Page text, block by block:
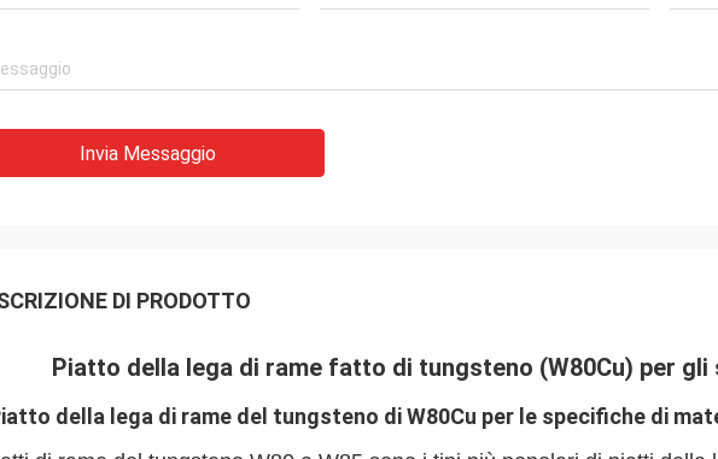
Invia Messaggio
DI PRODOTTO
Piatto della lega di rame fatto di tungsteno (W80Cu) per
della lega di rame del tungsteno di W80Cu per le specifiche di